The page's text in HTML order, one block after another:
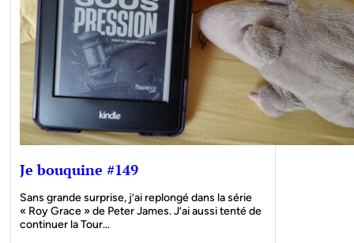
Je bouquine #149
Sans grande surprise, j’ai replongé dans la série
« Roy Grace » de Peter James. J’ai aussi tenté de
continuer la Tour…